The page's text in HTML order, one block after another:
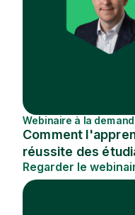
Webinaire à la
Comment
réussite des
Regarder le